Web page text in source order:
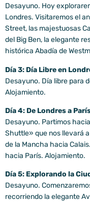
Desayuno. Hoy
Londres. Visitaremos el
Street, las majestuosas
del Big Ben, la elegante
histórica Abadía de
Día 3: Día Libre en
Desayuno. Día libre para
Alojamiento.
Día 4: De Londres a
Desayuno. Partimos
Shuttle» que nos llevará
de la Mancha hacia
hacia París. Alojamiento.
Día 5: Explorando la
Desayuno.
recorriendo la elegante